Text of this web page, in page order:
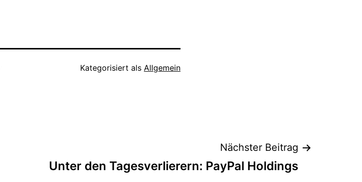
Kategorisiert als Allgemein
Nächster Beitrag
Unter den Tagesverlierern: PayPal Holdings